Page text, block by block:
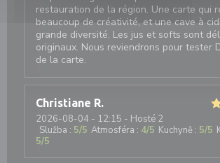
restauration de la région. Une carte qui
beaucoup de créativité, et une cave à
grande diversité. Les jus et softs sont
originaux. Nous reviendrons pour tester
de la carte.
Christiane R
2026-08-04 - 12:15 - Hosté 2
Služba : 5/5 Atmosféra : 4/5 Kuchyně : 5/5
5/5